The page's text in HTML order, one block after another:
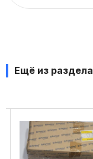
Ещё из раздела